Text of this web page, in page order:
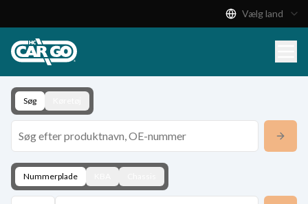
Download
Kontakt
Vælg land
Søg
Nummerplade